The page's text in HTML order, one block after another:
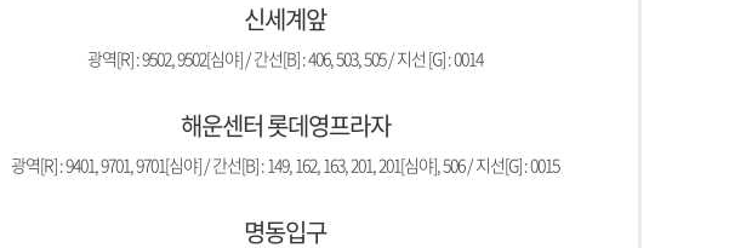
신세계앞
광역[R] : 9502, 9502[심야] / 간선[B] : 406, 503, 505 / 지선 [G] : 0014
해운센터 롯데영프라자
광역[R] : 9401, 9701, 9701[심야] / 간선[B] : 149, 162, 163, 201, 201[심야], 506 / 지선[G] : 0015
명동입구